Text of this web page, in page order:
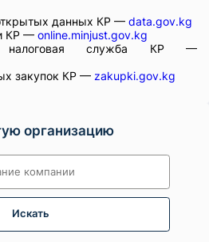
данных КР — data.gov.kg
КР — online.minjust.gov.kg
налоговая служба КР —
закупок КР — zakupki.gov.kg
организацию
Искать